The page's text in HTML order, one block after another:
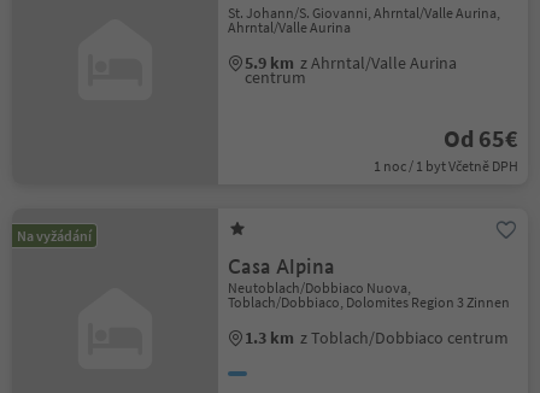
St. Johann/S. Giovanni, Ahrntal/Valle Aurina,
Ahrntal/Valle Aurina
5.9 km z Ahrntal/Valle Aurina
centrum
Od 65€
1 noc / 1 byt Včetně DPH
Na vyžádání
Casa Alpina
Neutoblach/Dobbiaco Nuova,
Toblach/Dobbiaco, Dolomites Region 3 Zinnen
1.3 km z Toblach/Dobbiaco centrum